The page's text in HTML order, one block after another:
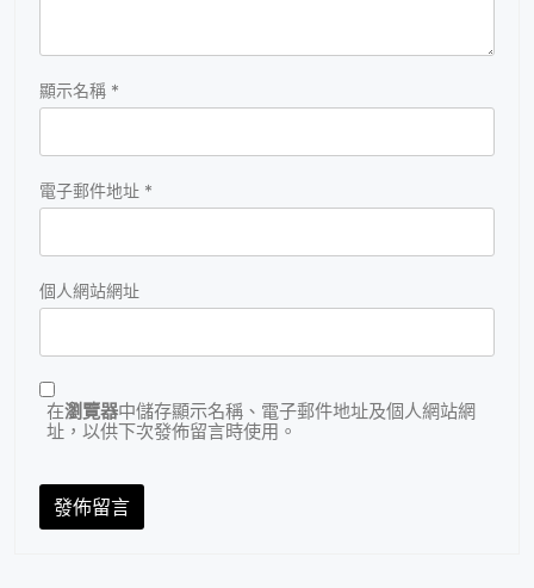
顯示名稱 *
電子郵件地址 *
個人網站網址
在瀏覽器中儲存顯示名稱、電子郵件地址及個人網站網
址，以供下次發佈留言時使用。